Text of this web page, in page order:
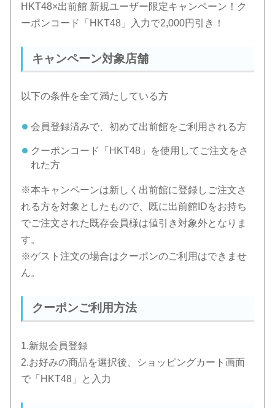
HKT48×出前館 新規ユーザー限定キャンペーン！ク
ーポンコード「HKT48」入力で2,000円引き！
キャンペーン対象店舗
以下の条件を全て満たしている方
会員登録済みで、初めて出前館をご利用される方
クーポンコード「HKT48」を使用してご注文をさ
れた方
※本キャンペーンは新しく出前館に登録しご注文さ
れる方を対象としたもので、既に出前館IDをお持ち
でご注文された既存会員様は値引き対象外となりま
す。
※ゲスト注文の場合はクーポンのご利用はできませ
ん。
クーポンご利用方法
1.新規会員登録
2.お好みの商品を選択後、ショッピングカート画面
で「HKT48」と入力